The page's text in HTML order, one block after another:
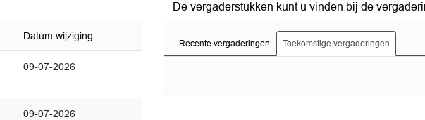
Datum wijziging
09-07-2026
09-07-2026
De vergaderstukken kunt u vinden bij de
Recente vergaderingen Toekomstige vergaderingen